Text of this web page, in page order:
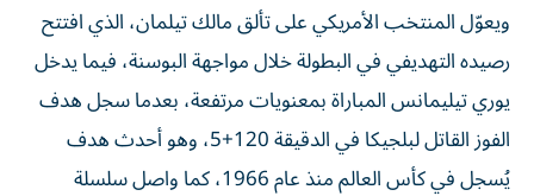
ويعوّل المنتخب الأمريكي على تألق مالك تيلمان، الذي افتتح
رصيده التهديفي في البطولة خلال مواجهة البوسنة، فيما يدخل
يوري تيليمانس المباراة بمعنويات مرتفعة، بعدما سجل هدف
الفوز القاتل لبلجيكا في الدقيقة 120+5، وهو أحدث هدف
يُسجل في كأس العالم منذ عام 1966، كما واصل سلسلة